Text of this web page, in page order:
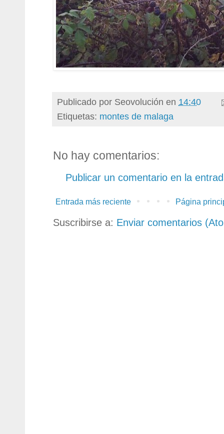
Publicado por Seovolución en 14:40
Etiquetas: montes de malaga
No hay comentarios:
Publicar un comentario en la
Entrada más reciente Página
Suscribirse a: Enviar comentarios